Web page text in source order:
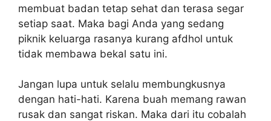
membuat badan tetap sehat dan terasa segar
setiap saat. Maka bagi Anda yang sedang
piknik keluarga rasanya kurang afdhol untuk
tidak membawa bekal satu ini.
Jangan lupa untuk selalu membungkusnya
dengan hati-hati. Karena buah memang rawan
rusak dan sangat riskan. Maka dari itu cobalah